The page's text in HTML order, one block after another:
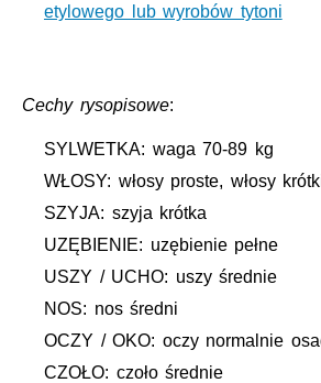
etylowego lub wyrobów tytoni
Cechy rysopisowe:
SYLWETKA: waga 70-89 kg
WŁOSY: włosy proste, włosy
SZYJA: szyja krótka
UZĘBIENIE: uzębienie pełne
USZY / UCHO: uszy średnie
NOS: nos średni
OCZY / OKO: oczy normalnie
CZOŁO: czoło średnie